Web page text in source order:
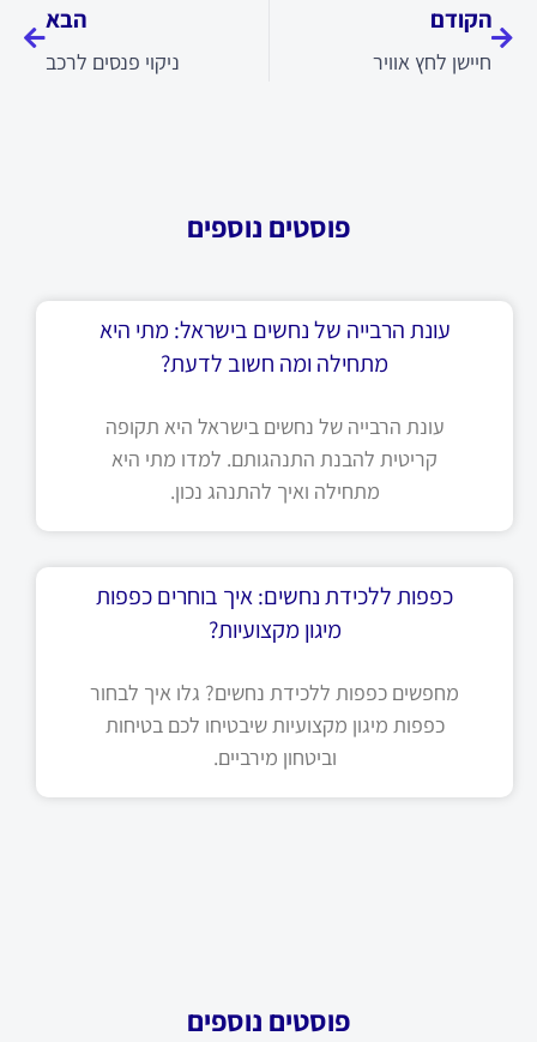
הקודם
חיישן לחץ אוויר
הבא
ניקוי פנסים לרכב
פוסטים נוספים
עונת הרבייה של נחשים בישראל: מתי היא
מתחילה ומה חשוב לדעת?
עונת הרבייה של נחשים בישראל היא תקופה
קריטית להבנת התנהגותם. למדו מתי היא
מתחילה ואיך להתנהג נכון.
כפפות ללכידת נחשים: איך בוחרים כפפות
מיגון מקצועיות?
מחפשים כפפות ללכידת נחשים? גלו איך לבחור
כפפות מיגון מקצועיות שיבטיחו לכם בטיחות
וביטחון מירביים.
פוסטים נוספים